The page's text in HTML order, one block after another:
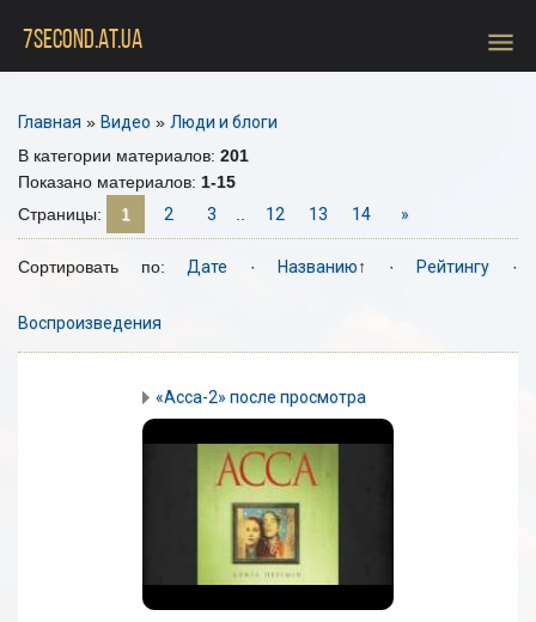
7SECOND.AT.UA menu
Главная » Видео » Люди и блоги
В категории материалов: 201
Показано материалов: 1-15
Страницы: 1 2 3 12 13 14 »
Сортировать по: Дате · Названию↑ · Рейтингу ·
Воспроизведения
«Асса-2» после просмотра